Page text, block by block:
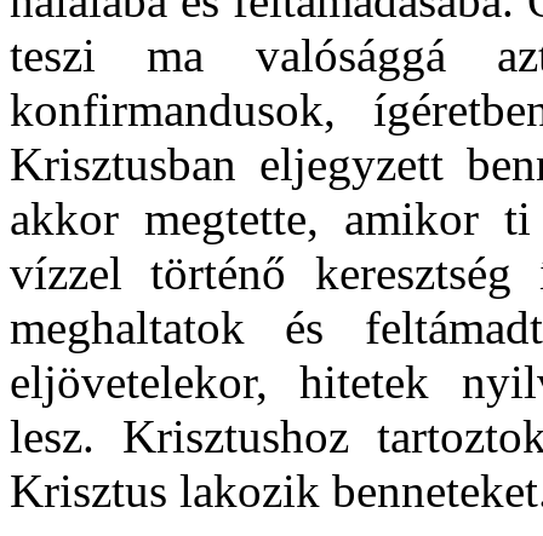
teszi ma valósággá
konfirmandusok,
Krisztusban eljegyzett
akkor megtette, amikor
vízzel történő
meghaltatok és
eljövetelekor, hitetek
lesz. Krisztushoz
Krisztus lakozik